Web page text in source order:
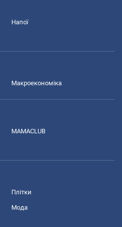
Напої
Макроекономіка
MAMACLUB
Плітки
Мода